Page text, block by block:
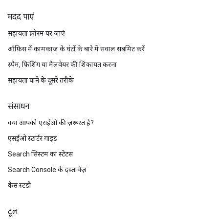
मदद पाएं
सहायता फ़ोरम पर जाएं
ऑफ़िस में कामकाज के घंटों के बारे में सवाल सबमिट करें
स्पैम, फ़िशिंग या मैलवेयर की शिकायत करना
सहायता पाने के दूसरे तरीके
संसाधन
क्या आपको एसईओ की ज़रूरत है?
एसईओ स्टार्टर गाइड
Search सिस्टम का स्टेटस
Search Console के दस्तावेज़
केस स्टडी
टूल